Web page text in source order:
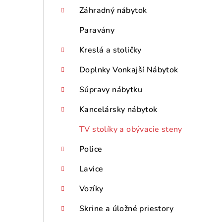
Záhradný nábytok
Paravány
Kreslá a stoličky
Doplnky Vonkajší Nábytok
Súpravy nábytku
Kancelársky nábytok
TV stolíky a obývacie steny
Police
Lavice
Vozíky
Skrine a úložné priestory